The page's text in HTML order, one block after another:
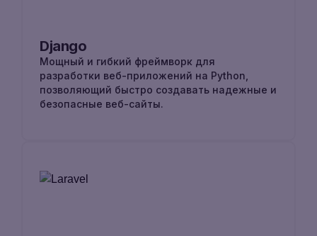
Django
Мощный и гибкий фреймворк для
разработки веб-приложений на Python,
позволяющий быстро создавать надежные и
безопасные веб-сайты.